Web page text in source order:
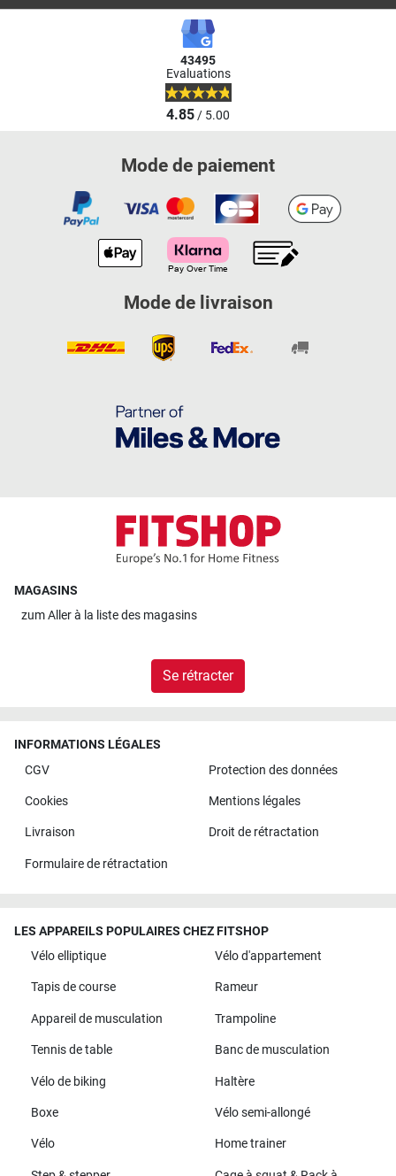
43495
Evaluations
4.85/ 5.00
Mode de paiement
Mode de livraison
MAGASINS
zumAller à la liste des magasins
Se rétracter
INFORMATIONS LÉGALES
CGV
Protection des données
Cookies Mentions légales
Livraison Droit de rétractation
Formulaire de rétractation
LES APPAREILS POPULAIRES CHEZ FITSHOP
Vélo elliptique
Vélo d'appartement
Tapis de course Rameur
Appareil de musculation Trampoline
Tennis de table Banc de musculation
Vélo de biking Haltère
Boxe Vélo semi-allongé
Vélo Home trainer